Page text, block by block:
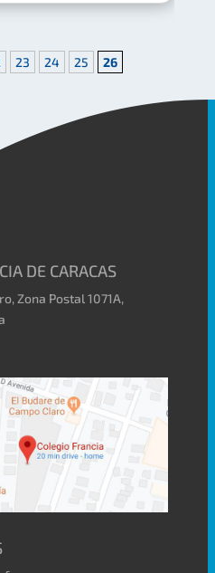
23 24 25 26
DE CARACAS
Zona Postal 1071A,